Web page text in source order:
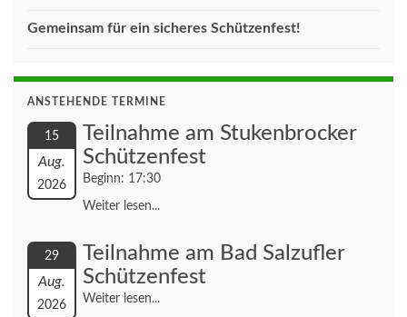
Gemeinsam für ein sicheres Schützenfest!
ANSTEHENDE TERMINE
15
Aug.
2026
Teilnahme am Stukenbrocker
Schützenfest
Beginn: 17:30
Weiter lesen...
29
Aug.
2026
Teilnahme am Bad Salzufler
Schützenfest
Weiter lesen...